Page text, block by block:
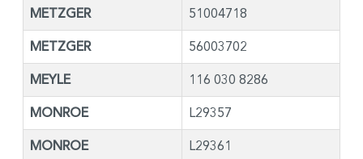
METZGER 51004718
METZGER 56003702
MEYLE 116 030 8286
MONROE L29357
MONROE L29361